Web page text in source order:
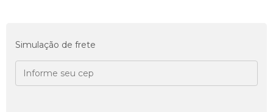
Simulação de frete